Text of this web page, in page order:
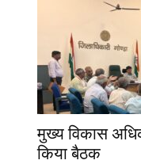
मुख्य विकास
किया बैठक